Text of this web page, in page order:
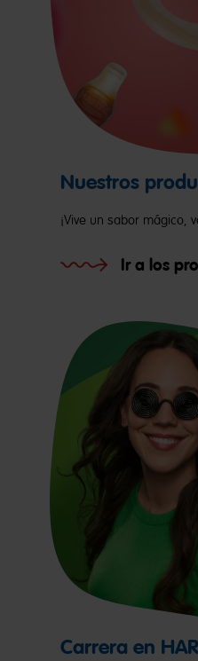
Nuestros
¡Vive un sabor mágico,
Ir a los
Carrera en